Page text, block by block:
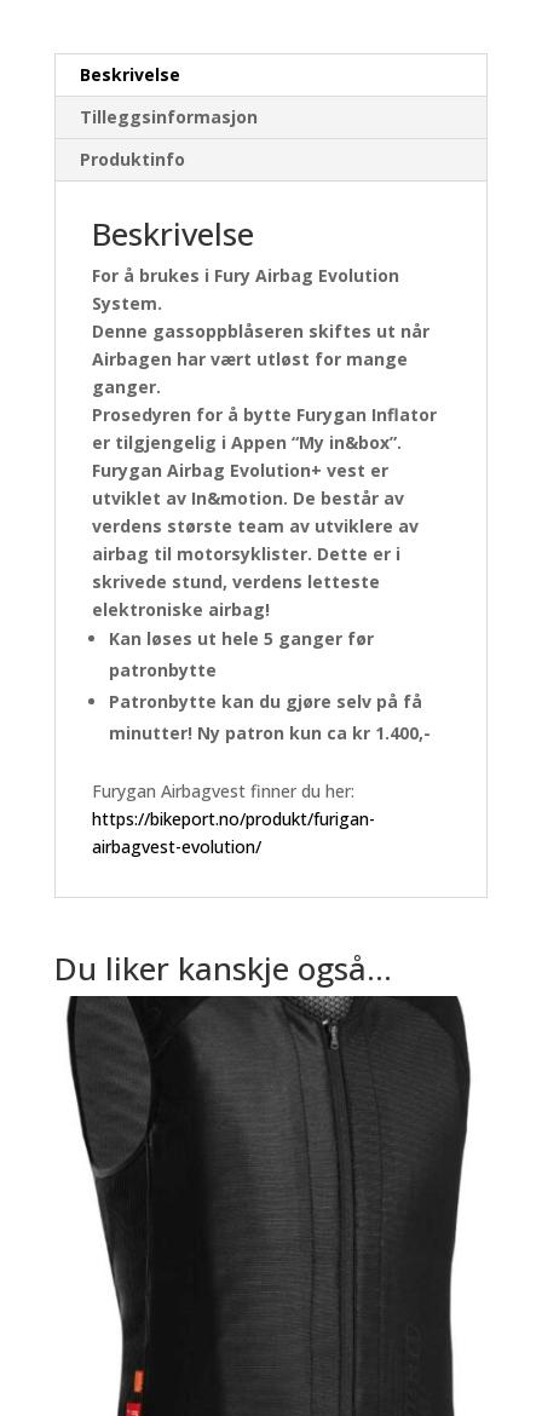
Beskrivelse
Tilleggsinformasjon
Produktinfo
Beskrivelse
For å brukes i Fury Airbag Evolution
System.
Denne gassoppblåseren skiftes ut når
Airbagen har vært utløst for mange
ganger.
Prosedyren for å bytte Furygan Inflator
er tilgjengelig i Appen “My in&box”.
Furygan Airbag Evolution+ vest er
utviklet av In&motion. De består av
verdens største team av utviklere av
airbag til motorsyklister. Dette er i
skrivede stund, verdens letteste
elektroniske airbag!
Kan løses ut hele 5 ganger før
patronbytte
Patronbytte kan du gjøre selv på få
minutter! Ny patron kun ca kr 1.400,-
Furygan Airbagvest finner du her:
https://bikeport.no/produkt/furigan-
airbagvest-evolution/
Du liker kanskje også…